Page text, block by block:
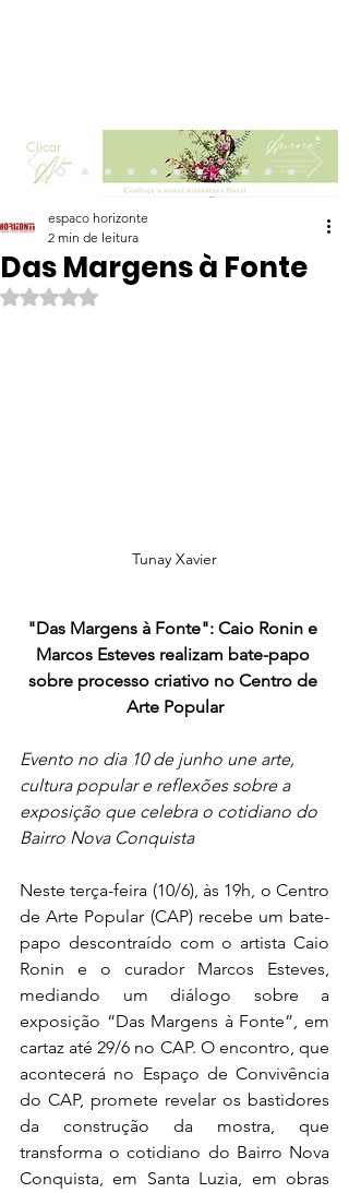
Clicar
Das Margens à Fonte
espaco horizonte
2 min de leitura
Avaliado com NaN de 5 estrelas.
Tunay Xavier
"Das Margens à Fonte": Caio Ronin e
Marcos Esteves realizam bate-papo
sobre processo criativo no Centro de
Arte Popular
Evento no dia 10 de junho une arte,
cultura popular e reflexões sobre a
exposição que celebra o cotidiano do
Bairro Nova Conquista
Neste terça-feira (10/6), às 19h, o Centro
de Arte Popular (CAP) recebe um bate-
papo descontraído com o artista Caio
Ronin e o curador Marcos Esteves,
mediando um diálogo sobre a
exposição “Das Margens à Fonte”, em
cartaz até 29/6 no CAP. O encontro, que
acontecerá no Espaço de Convivência
do CAP, promete revelar os bastidores
da construção da mostra, que
transforma o cotidiano do Bairro Nova
Conquista, em Santa Luzia, em obras